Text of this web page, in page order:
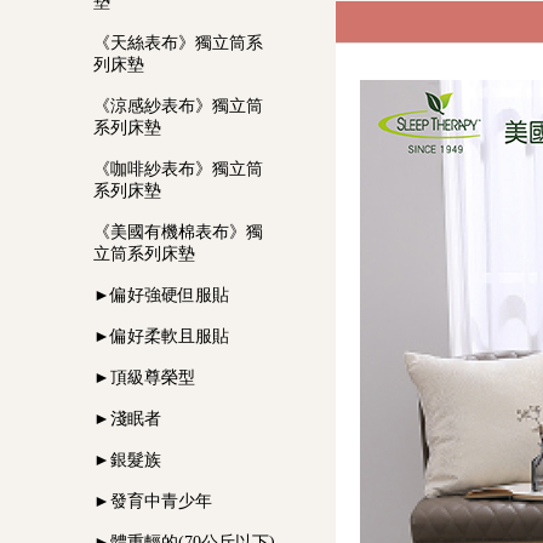
《天絲表布》獨立筒系
列床墊
《涼感紗表布》獨立筒
系列床墊
《咖啡紗表布》獨立筒
系列床墊
《美國有機棉表布》獨
立筒系列床墊
►偏好強硬但服貼
►偏好柔軟且服貼
►頂級尊榮型
►淺眠者
►銀髮族
►發育中青少年